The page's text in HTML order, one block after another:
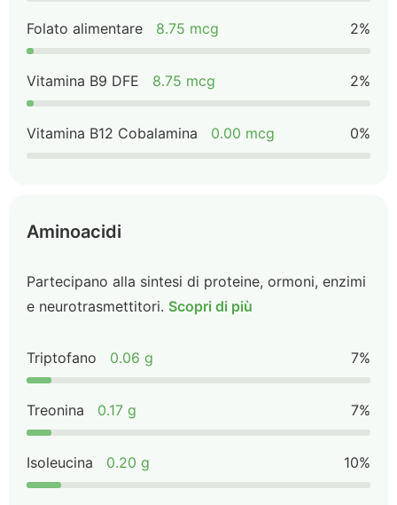
Folato alimentare 8.75 mcg 2%
Vitamina B9 DFE 8.75 mcg 2%
Vitamina B12 Cobalamina 0.00 mcg 0%
Aminoacidi
Partecipano alla sintesi di proteine, ormoni, enzimi
e neurotrasmettitori. Scopri di più
Triptofano 0.06 g 7%
Treonina 0.17 g 7%
Isoleucina 0.20 g 10%